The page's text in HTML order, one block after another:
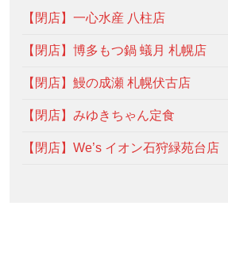
【閉店】一心水産 八柱店
【閉店】博多もつ鍋 蟻月 札幌店
【閉店】鰻の成瀬 札幌伏古店
【閉店】みゆきちゃん定食
【閉店】We’s イオン石狩緑苑台店